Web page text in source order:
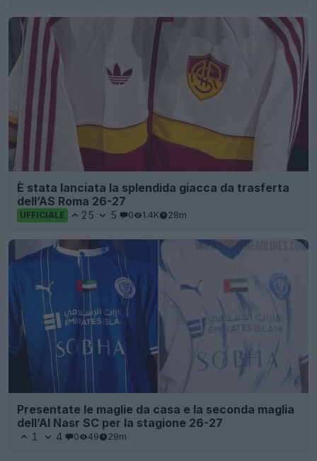
È stata lanciata la splendida giacca da trasferta
dell’AS Roma 26-27
UFFICIALE 25 5 0 1.4K 28m
Presentate le maglie da casa e la seconda maglia
dell’Al Nasr SC per la stagione 26-27
1 4 0 49 29m